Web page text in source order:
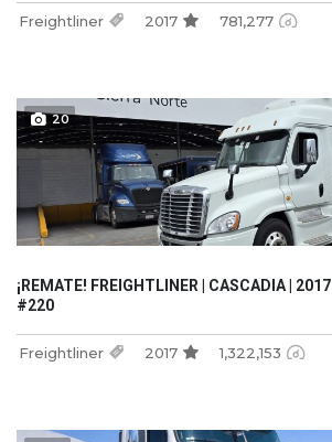
Freightliner 2017 781,277
20
¡REMATE! FREIGHTLINER | CASCADIA | 2017 |
#220
Freightliner 2017 1,322,153